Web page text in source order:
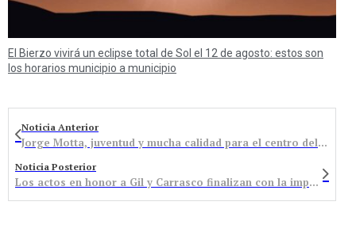
El Bierzo vivirá un eclipse total de Sol el 12 de agosto: estos son
los horarios municipio a municipio
Noticia Anterior
Jorge Motta, juventud y mucha calidad para el centro del campo del Atlético Bembibre
Noticia Posterior
Los actos en honor a Gil y Carrasco finalizan con la imposición de capa al Caballero Templario (VÍDEO y Galería Fotográfica)